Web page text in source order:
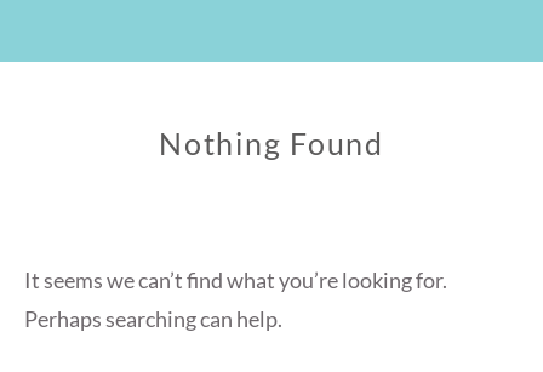
Nothing Found
It seems we can’t find what you’re looking for.
Perhaps searching can help.